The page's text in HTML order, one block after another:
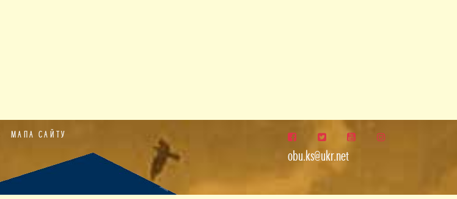
МАПА САЙТУ
obu.ks@ukr.net